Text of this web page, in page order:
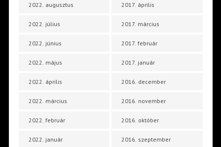
2022. augusztus
2022. július
2022. június
2022. május
2022. április
2022. március
2022. február
2022. január
2017. április
2017. március
2017. február
2017. január
2016. december
2016. november
2016. október
2016. szeptember